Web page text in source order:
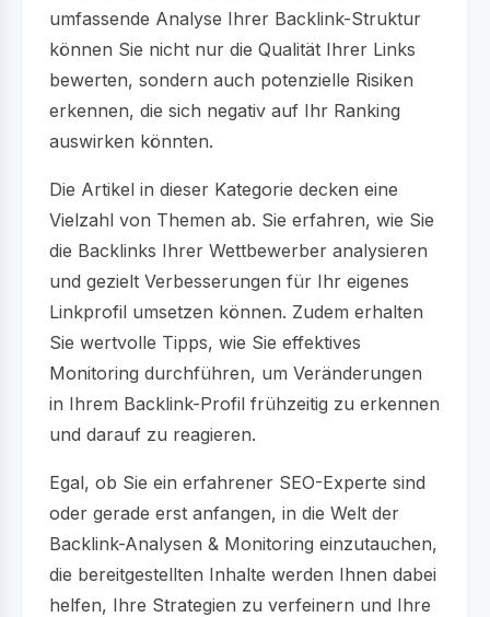
umfassende Analyse Ihrer Backlink-Struktur
können Sie nicht nur die Qualität Ihrer Links
bewerten, sondern auch potenzielle Risiken
erkennen, die sich negativ auf Ihr Ranking
auswirken könnten.
Die Artikel in dieser Kategorie decken eine
Vielzahl von Themen ab. Sie erfahren, wie Sie
die Backlinks Ihrer Wettbewerber analysieren
und gezielt Verbesserungen für Ihr eigenes
Linkprofil umsetzen können. Zudem erhalten
Sie wertvolle Tipps, wie Sie effektives
Monitoring durchführen, um Veränderungen
in Ihrem Backlink-Profil frühzeitig zu erkennen
und darauf zu reagieren.
Egal, ob Sie ein erfahrener SEO-Experte sind
oder gerade erst anfangen, in die Welt der
Backlink-Analysen & Monitoring einzutauchen,
die bereitgestellten Inhalte werden Ihnen dabei
helfen, Ihre Strategien zu verfeinern und Ihre